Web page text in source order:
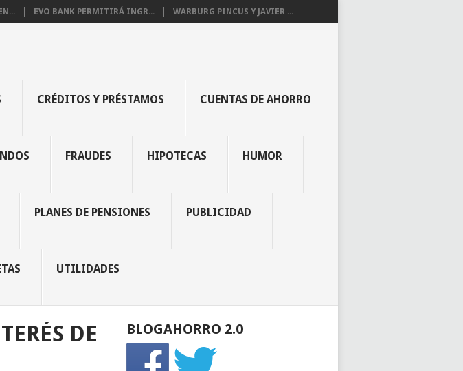
EVO BANK PERMITIRÁ INGR... WARBURG PINCUS Y JAVIER ...
CRÉDITOS Y PRÉSTAMOS CUENTAS DE AHORRO
FRAUDES HIPOTECAS HUMOR
PLANES DE PENSIONES PUBLICIDAD
UTILIDADES
DE
BLOGAHORRO 2.0